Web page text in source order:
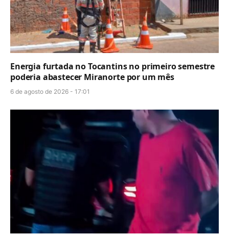
Energia furtada no Tocantins no primeiro semestre
poderia abastecer Miranorte por um mês
6 de agosto de 2026 - 17:01